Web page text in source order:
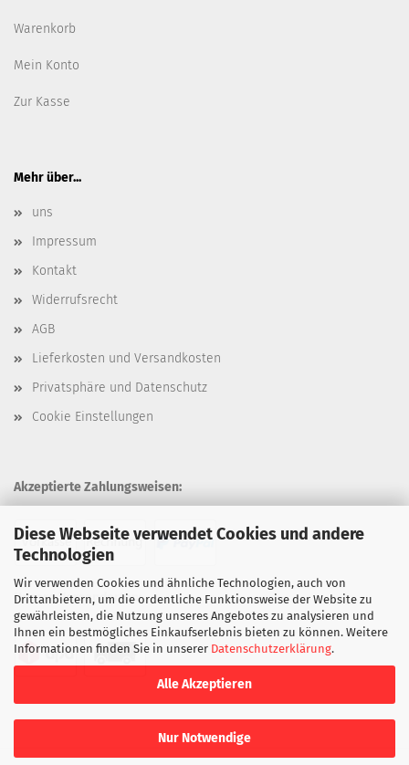
Diese Webseite verwendet Cookies und andere
Technologien
Wir verwenden Cookies und ähnliche Technologien, auch von
Drittanbietern, um die ordentliche Funktionsweise der Website zu
gewährleisten, die Nutzung unseres Angebotes zu analysieren und
Ihnen ein bestmögliches Einkaufserlebnis bieten zu können. Weitere
Informationen finden Sie in unserer Datenschutzerklärung.
Alle Akzeptieren
Nur Notwendige
Warenkorb
Mein Konto
Zur Kasse
Mehr über...
uns
Impressum
Kontakt
Widerrufsrecht
AGB
Lieferkosten und Versandkosten
Privatsphäre und Datenschutz
Cookie Einstellungen
Akzeptierte Zahlungsweisen:
Unsere Versandarten: